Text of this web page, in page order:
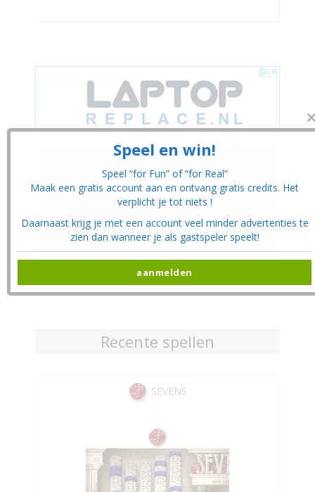
Recente spellen
SEVENS
Speel en win!
Speel “for Fun” of “for Real”
Maak een gratis account aan en ontvang gratis credits. Het
verplicht je tot niets !
Daarnaast krijg je met een account veel minder advertenties te
zien dan wanneer je als gastspeler speelt!
aanmelden